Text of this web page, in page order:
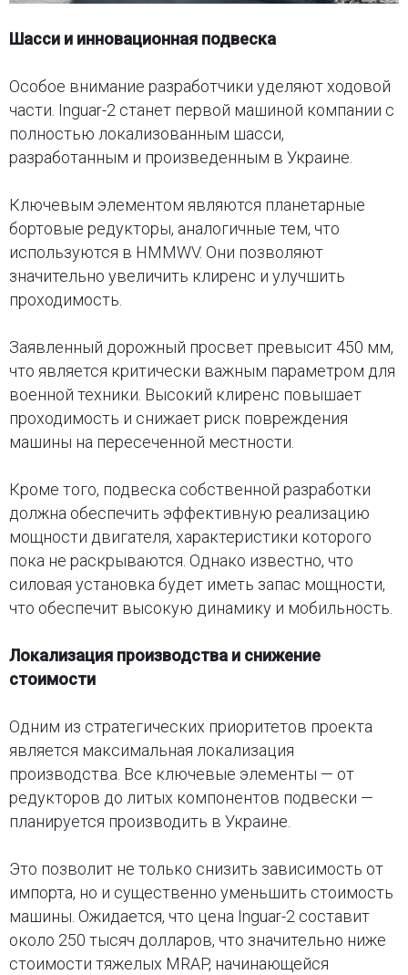
Шасси и инновационная подвеска
Особое внимание разработчики уделяют ходовой
части. Inguar-2 станет первой машиной компании с
полностью локализованным шасси,
разработанным и произведенным в Украине.
Ключевым элементом являются планетарные
бортовые редукторы, аналогичные тем, что
используются в HMMWV. Они позволяют
значительно увеличить клиренс и улучшить
проходимость.
Заявленный дорожный просвет превысит 450 мм,
что является критически важным параметром для
военной техники. Высокий клиренс повышает
проходимость и снижает риск повреждения
машины на пересеченной местности.
Кроме того, подвеска собственной разработки
должна обеспечить эффективную реализацию
мощности двигателя, характеристики которого
пока не раскрываются. Однако известно, что
силовая установка будет иметь запас мощности,
что обеспечит высокую динамику и мобильность.
Локализация производства и снижение
стоимости
Одним из стратегических приоритетов проекта
является максимальная локализация
производства. Все ключевые элементы — от
редукторов до литых компонентов подвески —
планируется производить в Украине.
Это позволит не только снизить зависимость от
импорта, но и существенно уменьшить стоимость
машины. Ожидается, что цена Inguar-2 составит
около 250 тысяч долларов, что значительно ниже
стоимости тяжелых MRAP, начинающейся